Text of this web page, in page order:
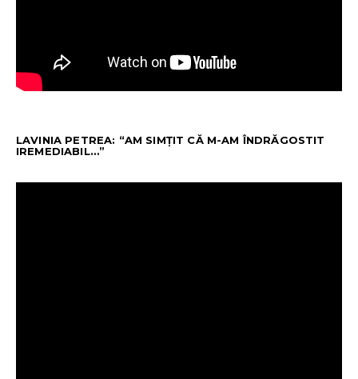
LAVINIA PETREA: “AM SIMȚIT CĂ M-AM ÎNDRĂGOSTIT
IREMEDIABIL…”